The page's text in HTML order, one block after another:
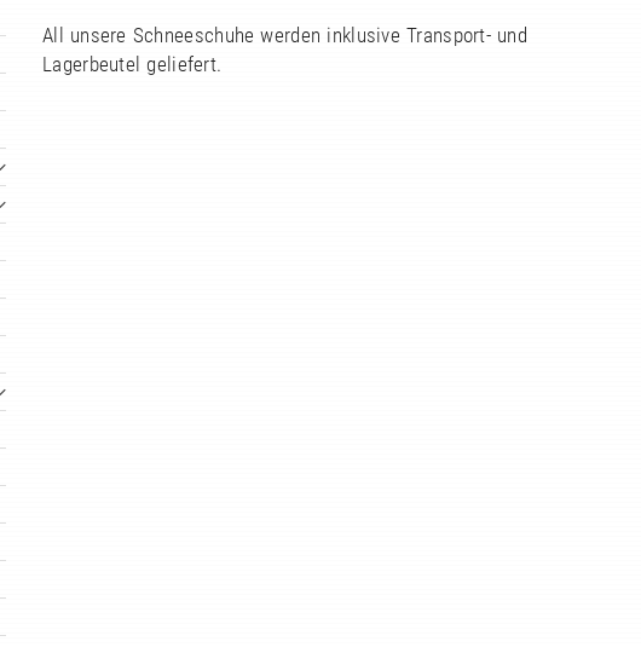
All unsere Schneeschuhe werden inklusive Transport- und
Lagerbeutel geliefert.